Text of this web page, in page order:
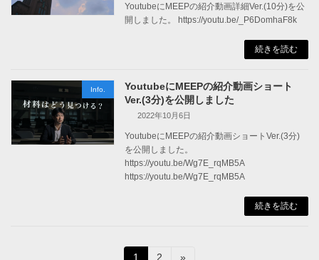
YoutubeにMEEPの紹介動画詳細Ver.(10分)を公
開しました。 https://youtu.be/_P6DomhaF8k
続きを読む
Info.
YoutubeにMEEPの紹介動画ショート
Ver.(3分)を公開しました
2022年10月6日
YoutubeにMEEPの紹介動画ショートVer.(3分)
を公開しました。
https://youtu.be/Wg7E_rqMB5A
https://youtu.be/Wg7E_rqMB5A
続きを読む
1 2 »